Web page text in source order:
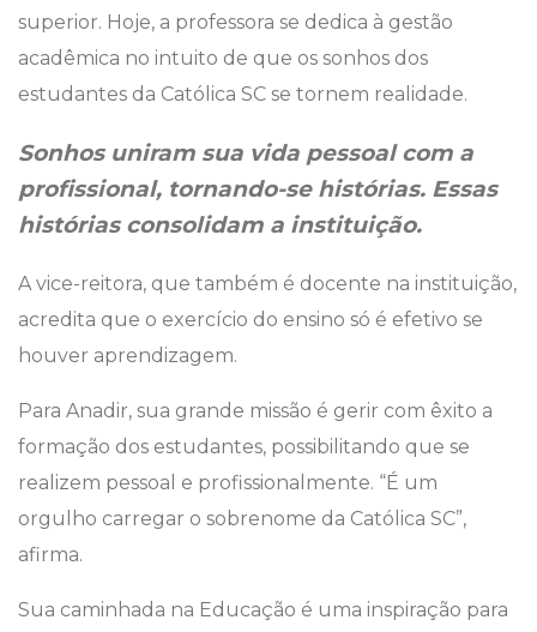
superior. Hoje, a professora se dedica à gestão
acadêmica no intuito de que os sonhos dos
estudantes da Católica SC se tornem realidade.
Sonhos uniram sua vida pessoal com a
profissional, tornando-se histórias. Essas
histórias consolidam a instituição.
‌A vice-reitora, que também é docente na instituição,
acredita que o exercício do ensino só é efetivo se
houver aprendizagem.
Para Anadir, sua grande missão é gerir com êxito a
formação dos estudantes, possibilitando que se
realizem pessoal e profissionalmente. “É um
orgulho carregar o sobrenome da Católica SC”,
afirma.
Sua caminhada na Educação é uma inspiração para